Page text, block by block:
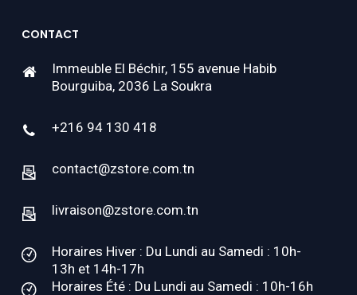
CONTACT
Immeuble El Béchir, 155 avenue Habib
Bourguiba, 2036 La Soukra
+216 94 130 418
contact@zstore.com.tn
livraison@zstore.com.tn
Horaires Hiver : Du Lundi au Samedi : 10h-
13h et 14h-17h
Horaires Été : Du Lundi au Samedi : 10h-16h